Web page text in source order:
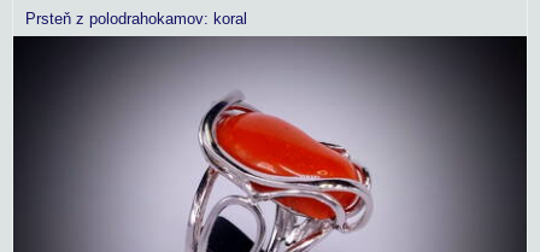
Prsteň z polodrahokamov: koral